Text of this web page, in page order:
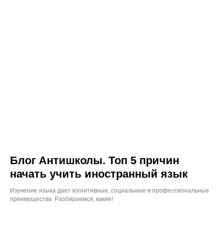
Блог Антишколы. Топ 5 причин
начать учить иностранный язык
Изучение языка дает когнитивные, социальные и профессиональные
преимущества. Разбираемся, какие!